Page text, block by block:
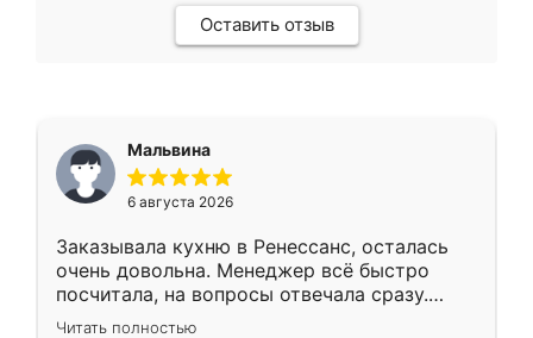
Оставить отзыв
Мальвина
6 августа 2026
Заказывала кухню в Ренессанс, осталась
очень довольна. Менеджер всё быстро
посчитала, на вопросы отвечала сразу.
Замерщик приехал в субботу, подошёл к
Читать полностью